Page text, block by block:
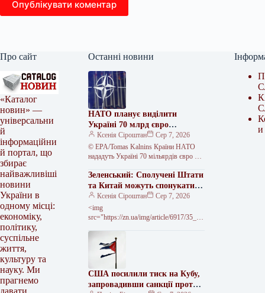
Опублікувати коментар
Про сайт
«Каталог
новин» —
універсальни
й
інформаційни
й портал, що
збирає
найважливіші
новини
України в
одному місці:
економіку,
політику,
суспільне
життя,
культуру та
науку. Ми
прагнемо
Останні новини
НАТО планує виділити
Україні 70 млрд євро
військової допомоги у 2026
році
Ксенія Сіроштан
Сер 7, 2026
© EPA/Tomas Kalnins Країни НАТО
нададуть Україні 70 мільярдів євро на
військового обладнання у 2026 році.…
Зеленський: Сполучені Штати
та Китай можуть спонукати
Росію до миру
Ксенія Сіроштан
Сер 7, 2026
<img
src="https://zn.ua/img/article/6917/35_ma
alt="Зеленський: Вашингтон і Пекін
можуть змусити Москву захотіти
миру" width="630" height="340" ©
Офіс Президента України Президент
Володимир Зеленський…
США посилили тиск на Кубу,
запровадивши санкції проти
и